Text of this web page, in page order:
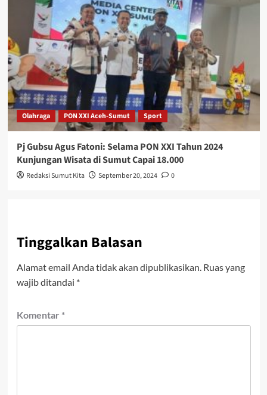
Olahraga PON XXI Aceh-Sumut Sport
Pj Gubsu Agus Fatoni: Selama PON XXI Tahun 2024
Kunjungan Wisata di Sumut Capai 18.000
Redaksi Sumut Kita September 20, 2024 0
Tinggalkan Balasan
Alamat email Anda tidak akan dipublikasikan. Ruas yang
wajib ditandai *
Komentar *